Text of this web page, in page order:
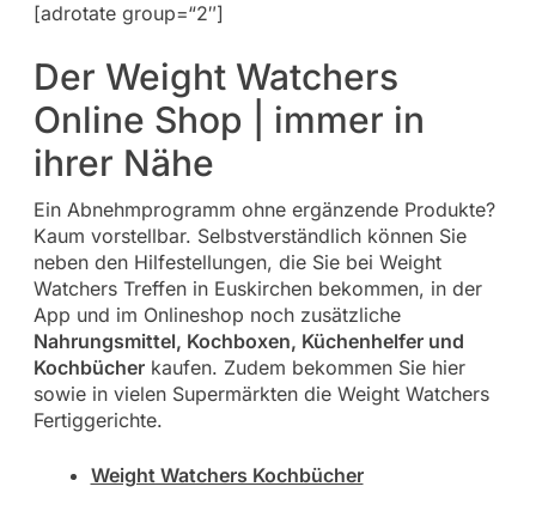
[adrotate group=“2″]
Der Weight Watchers
Online Shop | immer in
ihrer Nähe
Ein Abnehmprogramm ohne ergänzende Produkte?
Kaum vorstellbar. Selbstverständlich können Sie
neben den Hilfestellungen, die Sie bei Weight
Watchers Treffen in Euskirchen bekommen, in der
App und im Onlineshop noch zusätzliche
Nahrungsmittel, Kochboxen, Küchenhelfer und
Kochbücherkaufen. Zudem bekommen Sie hier
sowie in vielen Supermärkten die Weight Watchers
Fertiggerichte.
Weight Watchers Kochbücher